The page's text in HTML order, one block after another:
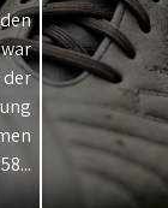
der